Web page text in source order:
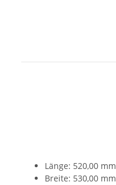
Länge: 520,00 mm
Breite: 530,00 mm